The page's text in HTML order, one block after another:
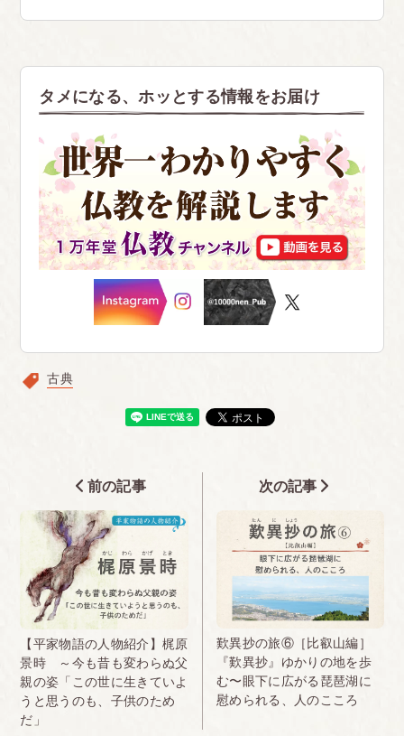
タメになる、ホッとする情報をお届け
古典
前の記事
【平家物語の人物紹介】梶原
景時 ～今も昔も変わらぬ父
親の姿「この世に生きていよ
うと思うのも、子供のため
だ」
歎異抄の旅⑥［比叡山編］
『歎異抄』ゆかりの地を歩
む〜眼下に広がる琵琶湖に
慰められる、人のこころ
次の記事